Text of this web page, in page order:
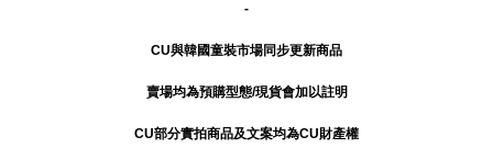
-
CU與韓國童裝市場同步更新商品
賣場均為預購型態/現貨會加以註明
CU部分實拍商品及文案均為CU財產權